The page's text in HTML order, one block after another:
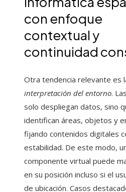
con enfoque
contextual y
continuidad
Otra tendencia relevante es
interpretación del entorno.
solo despliegan datos, sino
identifican áreas, objetos y
fijando contenidos digitales
estabilidad. De este modo,
componente virtual puede
en su posición incluso si el
de ubicación. Casos